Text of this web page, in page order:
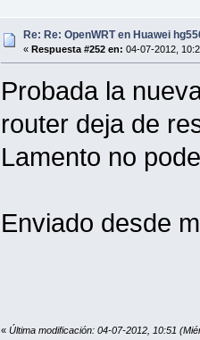
Re: Re: OpenWRT en Huawei
« Respuesta #252 en: 04-07-2012,
Probada la
router deja de
Lamento no
Enviado desde
« Última modificación: 04-07-2012, 10:51